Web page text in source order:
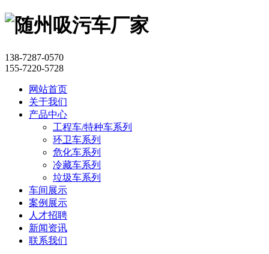
138-7287-0570
155-7220-5728
网站首页
关于我们
产品中心
工程车/特种车系列
环卫车系列
危化车系列
冷藏车系列
垃圾车系列
车间展示
案例展示
人才招聘
新闻资讯
联系我们